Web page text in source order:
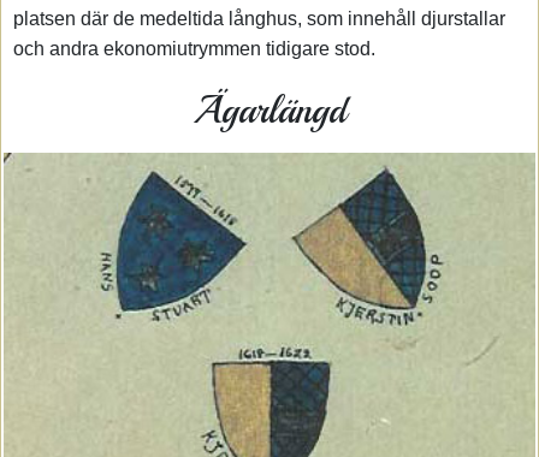
platsen där de medeltida långhus, som innehåll djurstallar
och andra ekonomiutrymmen tidigare stod.
Ägarlängd